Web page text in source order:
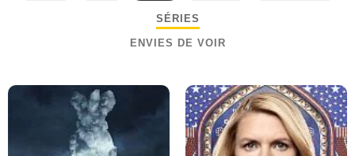
SÉRIES
ENVIES DE VOIR